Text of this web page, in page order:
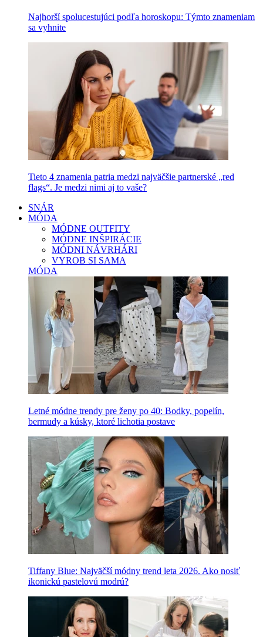
Najhorší spolucestujúci podľa horoskopu: Týmto znameniam
sa vyhnite
Tieto 4 znamenia patria medzi najväčšie partnerské „red
flags“. Je medzi nimi aj to vaše?
SNÁR
MÓDA
MÓDNE OUTFITY
MÓDNE INŠPIRÁCIE
MÓDNI NÁVRHÁRI
VYROB SI SAMA
MÓDA
Letné módne trendy pre ženy po 40: Bodky, popelín,
bermudy a kúsky, ktoré lichotia postave
Tiffany Blue: Najväčší módny trend leta 2026. Ako nosiť
ikonickú pastelovú modrú?